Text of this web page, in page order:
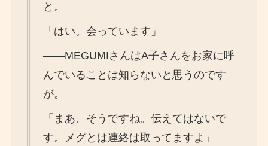
と。
「はい。会っています」
――MEGUMIさんはA子さんをお家に呼
んでいることは知らないと思うのです
が。
「まあ、そうですね。伝えてはないで
す。メグとは連絡は取ってますよ」